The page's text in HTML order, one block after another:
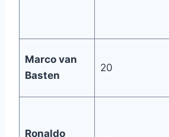
Marco van
Basten
20
Ronaldo